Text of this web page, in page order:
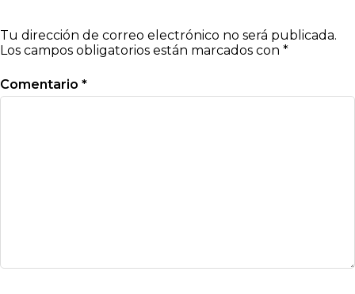
Tu dirección de correo electrónico no será publicada.
Los campos obligatorios están marcados con *
Comentario *